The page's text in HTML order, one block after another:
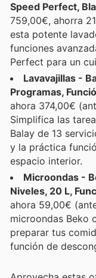
Speed Perfect,
759,00€, ahorra
esta potente
funciones
Perfect para un
Lavavajillas -
Programas,
ahora 374,00€
Simplifica las
Balay de 13
y la práctica
espacio interior.
Microondas -
Niveles, 20 L,
ahora 59,00€
microondas Beko
preparar tus
función de